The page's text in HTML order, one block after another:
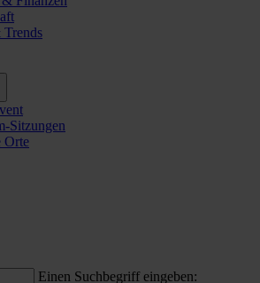
Sitzungen
Orte
Einen Suchbegriff eingeben: